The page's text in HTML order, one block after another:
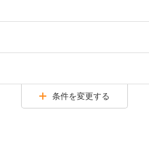
条件を変更する